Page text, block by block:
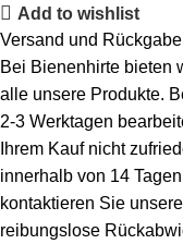
Add to wishlist
Versand und Rückgabe
Bei Bienenhirte bieten
alle unsere Produkte.
2-3 Werktagen
Ihrem Kauf nicht
innerhalb von 14
kontaktieren Sie
reibungslose